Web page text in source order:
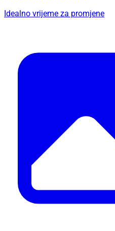
Idealno vrijeme za promjene